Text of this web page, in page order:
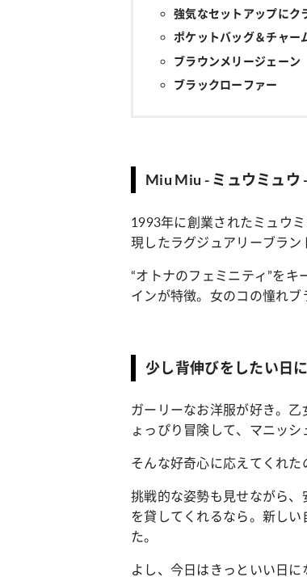
強気なセットアップにク
ポケットバッグ＆チャー
ブラウンメリージェーン
ブラックローファー
Miu Miu - ミュウミュウ -
1993年に創業されたミュウ
現したラグジュアリーブラン
“オトナのフェミニティ”を
インが特徴。女のコの憧れブ
少し背伸びをしたい日
ガーリーなお洋服が好き。
ょっぴり冒険して、マニッシ
そんな好奇心に応えてくれた
挑戦的な姿勢も見せながら
を貸してくれるなら。新し
た。
よし、今日はきっといい日に
カルチャー
“憧れワンピ”を着るきっかけに♡ おしゃ